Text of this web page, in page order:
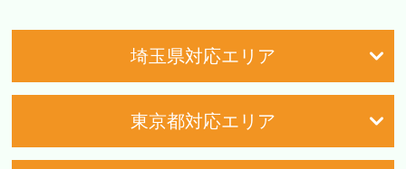
埼玉県対応エリア
東京都対応エリア